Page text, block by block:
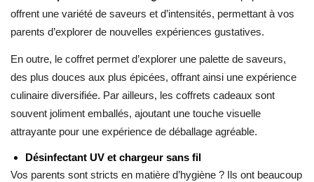
offrent une variété de saveurs et d’intensités, permettant à vos
parents d’explorer de nouvelles expériences gustatives.
En outre, le coffret permet d’explorer une palette de saveurs,
des plus douces aux plus épicées, offrant ainsi une expérience
culinaire diversifiée. Par ailleurs, les coffrets cadeaux sont
souvent joliment emballés, ajoutant une touche visuelle
attrayante pour une expérience de déballage agréable.
Désinfectant UV et chargeur sans fil
Vos parents sont stricts en matière d’hygiène ? Ils ont beaucoup